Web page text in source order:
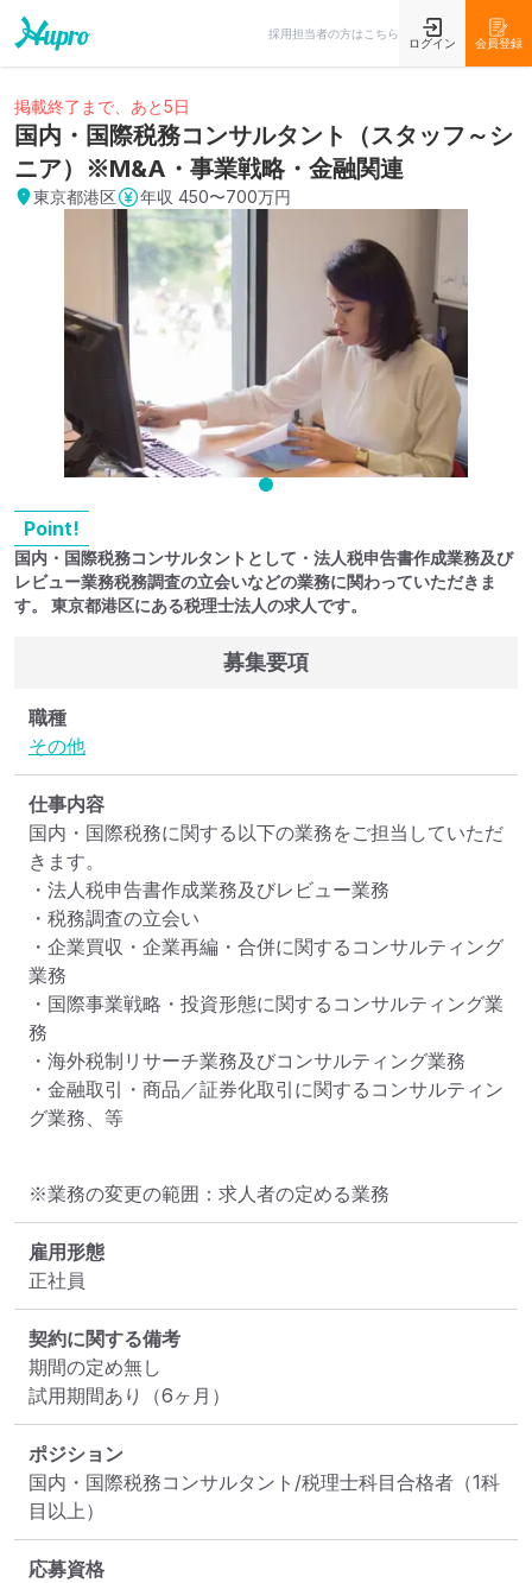
採用担当者の方はこちら
ログイン 会員登録
掲載終了まで、あと5日
国内・国際税務コンサルタント（スタッフ～シ
ニア）※M&A・事業戦略・金融関連
東京都港区 年収 450〜700万円
Point!
国内・国際税務コンサルタントとして・法人税申告書作成業務及び
レビュー業務税務調査の立会いなどの業務に関わっていただきま
す。 東京都港区にある税理士法人の求人です。
募集要項
職種
その他
仕事内容
国内・国際税務に関する以下の業務をご担当していただ
きます。
・法人税申告書作成業務及びレビュー業務
・税務調査の立会い
・企業買収・企業再編・合併に関するコンサルティング
業務
・国際事業戦略・投資形態に関するコンサルティング業
務
・海外税制リサーチ業務及びコンサルティング業務
・金融取引・商品／証券化取引に関するコンサルティン
グ業務、等
※業務の変更の範囲：求人者の定める業務
雇用形態
正社員
契約に関する備考
期間の定め無し
試用期間あり（6ヶ月）
ポジション
国内・国際税務コンサルタント/税理士科目合格者（1科
目以上）
応募資格